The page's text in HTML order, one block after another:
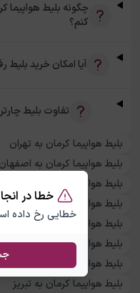
خطا در
خطایی رخ داده
چگونه بلیط هواپیما
کنم؟
آیا امکان خرید
تفاوت بلیط
بلیط هواپیما کرمان به تهران
بلیط هواپیما کرمان به اصفهان
بلیط هواپیما کرمان به کیش
بلیط هواپیما کرمان به قشم
بلیط هواپیما کرمان به بندر
بلیط هواپیما کرمان به مشهد
بلیط هواپیما کرمان به اهواز
بلیط هواپیما کرمان به تبریز